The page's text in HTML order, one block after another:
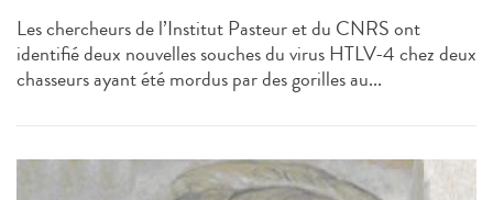
Les chercheurs de l’Institut Pasteur et du CNRS ont
identifié deux nouvelles souches du virus HTLV-4 chez deux
chasseurs ayant été mordus par des gorilles au...